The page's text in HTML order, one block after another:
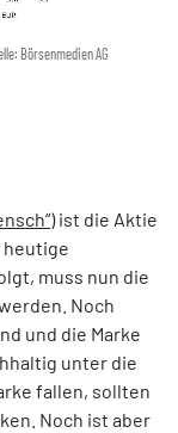
Börsenmedien AG
ist die Aktie
heutige
muss nun die
Noch
und die Marke
unter die
fallen, sollten
Noch ist aber